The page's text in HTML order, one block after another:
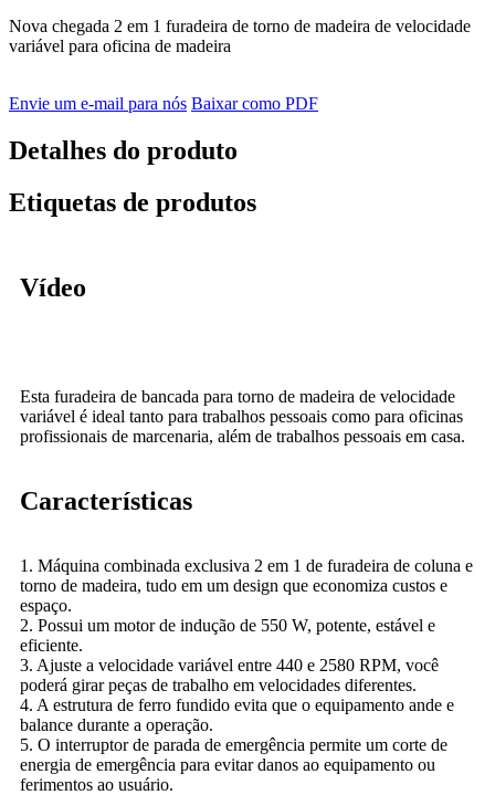
Nova chegada 2 em 1 furadeira de torno de madeira de velocidade
variável para oficina de madeira
Envie um e-mail para nós Baixar como PDF
Detalhes do produto
Etiquetas de produtos
Vídeo
Esta furadeira de bancada para torno de madeira de velocidade
variável é ideal tanto para trabalhos pessoais como para oficinas
profissionais de marcenaria, além de trabalhos pessoais em casa.
Características
1. Máquina combinada exclusiva 2 em 1 de furadeira de coluna e
torno de madeira, tudo em um design que economiza custos e
espaço.
2. Possui um motor de indução de 550 W, potente, estável e
eficiente.
3. Ajuste a velocidade variável entre 440 e 2580 RPM, você
poderá girar peças de trabalho em velocidades diferentes.
4. A estrutura de ferro fundido evita que o equipamento ande e
balance durante a operação.
5. O interruptor de parada de emergência permite um corte de
energia de emergência para evitar danos ao equipamento ou
ferimentos ao usuário.